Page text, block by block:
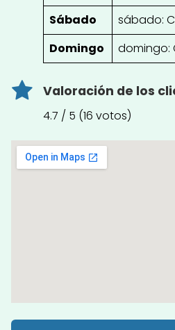
Sábado
sábado:
Domingo
domingo:
Valoración de los
4.7 / 5 (16 votos)